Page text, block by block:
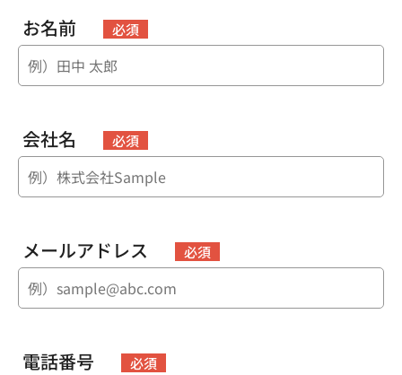
お名前 必須
会社名 必須
メールアドレス 必須
電話番号 必須